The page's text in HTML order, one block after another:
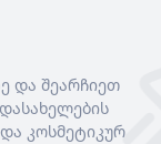
და შეარჩიეთ
კოსმეტიკურ